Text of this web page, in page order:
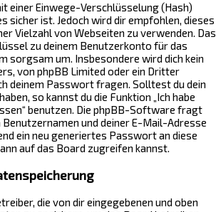
einer Einwege-Verschlüsselung (Hash)
sicher ist. Jedoch wird dir empfohlen, dieses
Vielzahl von Webseiten zu verwenden. Das
zu deinem Benutzerkonto für das
sorgsam um. Insbesondere wird dich kein
von phpBB Limited oder ein Dritter
deinem Passwort fragen. Solltest du dein
so kannst du die Funktion „Ich habe
benutzen. Die phpBB-Software fragt
Benutzernamen und deiner E-Mail-Adresse
ein neu generiertes Passwort an diese
auf das Board zugreifen kannst.
die von dir eingegebenen und oben